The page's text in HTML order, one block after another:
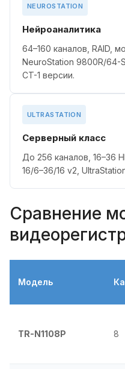
NEUROSTATION
Нейроаналитика
64–160 каналов, RAID,
NeuroStation 9800R/64-
CT-1 версии.
ULTRASTATION
Серверный класс
До 256 каналов, 16–36
16/6–36/16 v2,
Сравнение
Модель
TR-N1108P 8